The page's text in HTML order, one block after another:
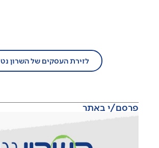
לזירת העסקים של השרון נט
פרסם/י באתר